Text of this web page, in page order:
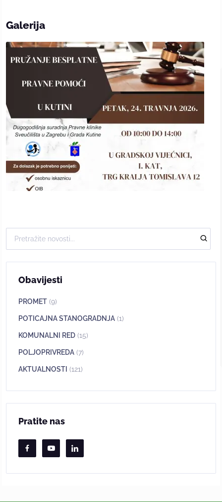
Galerija
Obavijesti
PROMET (9)
POTICAJNA STANOGRADNJA (1)
KOMUNALNI RED (15)
POLJOPRIVREDA (7)
AKTUALNOSTI (121)
Pratite nas